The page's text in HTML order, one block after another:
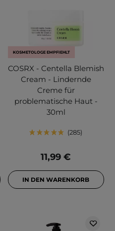
KOSMETOLOGE EMPFIEHLT
COSRX - Centella Blemish
Cream - Lindernde
Creme für
problematische Haut -
30ml
285
11,99 €
IN DEN WARENKORB